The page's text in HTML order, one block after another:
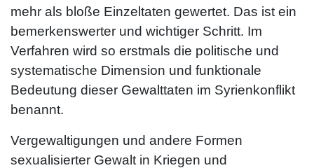
mehr als bloße Einzeltaten gewertet. Das ist ein
bemerkenswerter und wichtiger Schritt. Im
Verfahren wird so erstmals die politische und
systematische Dimension und funktionale
Bedeutung dieser Gewalttaten im Syrienkonflikt
benannt.
Vergewaltigungen und andere Formen
sexualisierter Gewalt in Kriegen und